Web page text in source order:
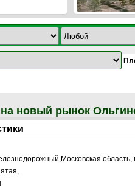
новый рынок
область,